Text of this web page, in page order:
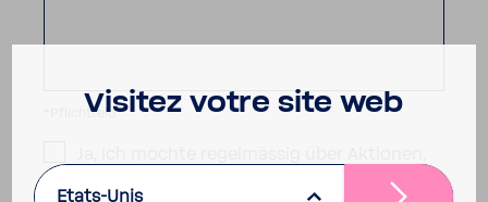
*Pflichtfeld
Wettbewerbe und wertvolle Tipps zum
Visitez votre site web
Etats-Unis